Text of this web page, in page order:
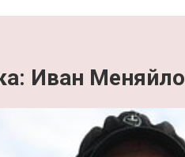
Иван Меняйло